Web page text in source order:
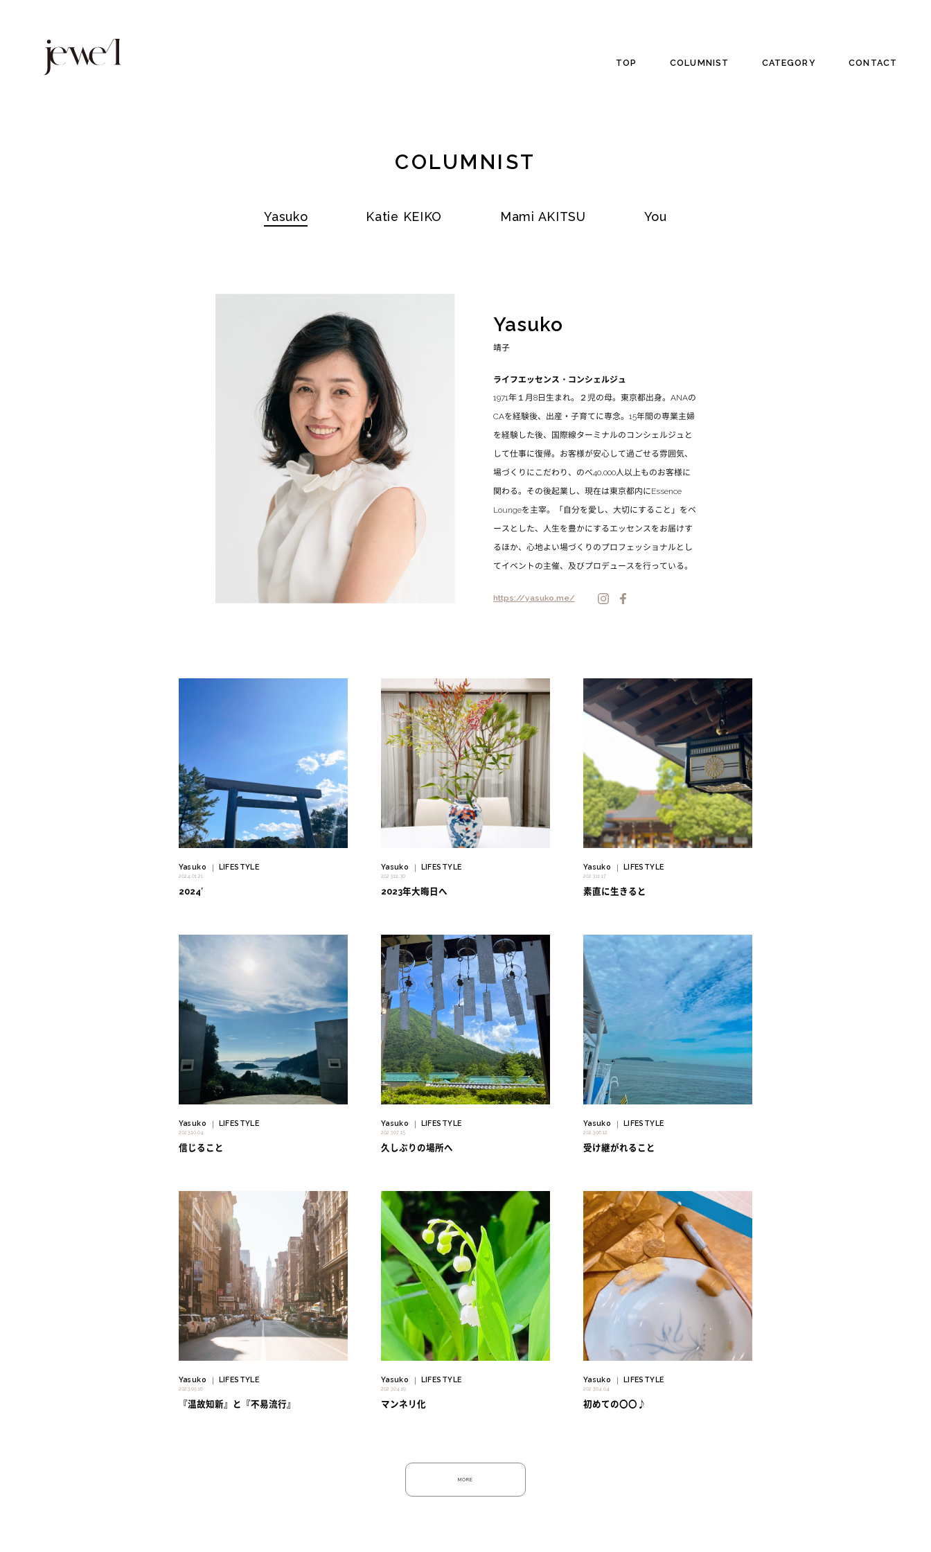
TOP COLUMNIST CATEGORY CONTACT
COLUMNIST
Yasuko Katie KEIKO Mami AKITSU You
Yasuko
靖子
ライフエッセンス・コンシェルジュ
1971年１月8日生まれ。２児の母。東京都出身。ANAの
CAを経験後、出産・子育てに専念。15年間の専業主婦
を経験した後、国際線ターミナルのコンシェルジュと
して仕事に復帰。お客様が安心して過ごせる雰囲気、
場づくりにこだわり、のべ40,000人以上ものお客様に
関わる。その後起業し、現在は東京都内にEssence
Loungeを主宰。「自分を愛し、大切にすること」をベ
ースとした、人生を豊かにするエッセンスをお届けす
るほか、心地よい場づくりのプロフェッショナルとし
てイベントの主催、及びプロデュースを行っている。
https://yasuko.me/
Yasuko LIFESTYLE
2024.01.21
2024′
Yasuko LIFESTYLE
2023.12.30
2023年大晦日へ
Yasuko LIFESTYLE
2023.11.17
素直に生きると
Yasuko LIFESTYLE
2023.10.04
信じること
Yasuko LIFESTYLE
2023.07.15
久しぶりの場所へ
Yasuko LIFESTYLE
2023.06.12
受け継がれること
Yasuko LIFESTYLE
2023.05.16
『温故知新』と『不易流行』
Yasuko LIFESTYLE
2023.04.19
マンネリ化
Yasuko LIFESTYLE
2023.04.04
初めての〇〇♪
MORE